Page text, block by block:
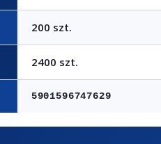
200 szt.
2400 szt.
5901596747629